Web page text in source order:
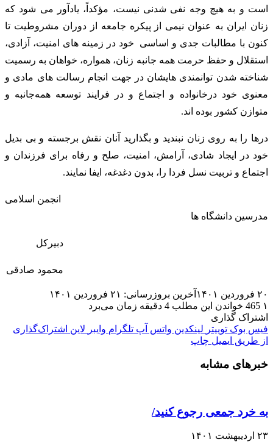
است و به هیچ وجه نفی شدنی نیست، مؤکداً، یادآور می شود که
زنان ایران به عنوان نیمی از پیکره جامعه از دوران مشروطیت تا
کنون با مطالبات جدی و اساسی خود در زمینه های امنیت، آزادی،
استقلال و حفظ حرمت همه جانبه زنان، همواره، خواهان به رسمیت
شناخته شدن توانمندی هایشان در جهت انجام رسالت های مادی و
معنوی خود درخانواده و اجتماع و در فرایند توسعه همه‌جانبه و
متوازن کشور بوده اند.
درها را به روی زنان نبندید و بگذارید آنان نقش برجسته‌ و بی بدیل
خود در ایجاد شادی، آرامش، امنیت، صلح و رفاه برای فرزندان و
اجتماع و تربیت نسل فردا را، بدون دغدغه، ایفا نمایند.
‎انجمن اسلامی
مدرسین دانشگاه ها
۲۰ فروردین ۱۴۰۱
آخرین بروزرسانی: ۲۱ فروردین ۱۴۰۱
۱
خواندن این مطلب 4 دقیقه زمان می‌برد
اشتراک گذاری
فیس بوک توییتر لینکدین واتس آپ تلگرام وایبر لاین اشتراک‌گذاری
از طریق ایمیل چاپ
خبرهای مشابه
به خرد جمعی رجوع کنید/
۲۳ اردیبهشت ۱۴۰۱